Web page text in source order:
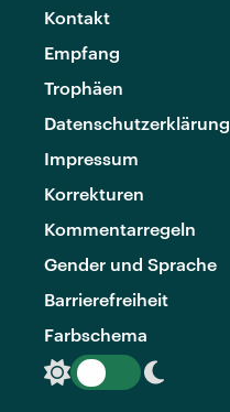
Kontakt
Empfang
Trophäen
Datenschutzerklärung
Impressum
Korrekturen
Kommentarregeln
Gender und Sprache
Barrierefreiheit
Farbschema